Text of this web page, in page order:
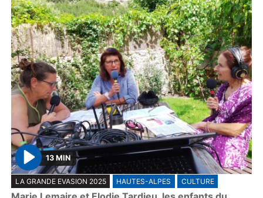
P
l
13 MIN
LA GRANDE EVASION 2025 HAUTES-ALPES CULTURE